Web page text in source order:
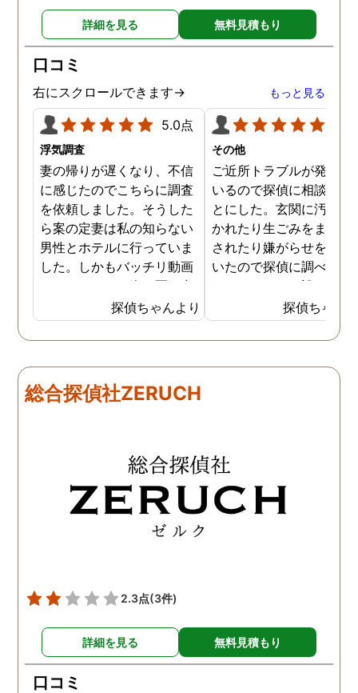
詳細を見る 無料見積もり
口コミ
右にスクロールできます→ もっと見る
5.0点
浮気調査
妻の帰りが遅くなり、不信
に感じたのでこちらに調査
を依頼しました。そうした
ら案の定妻は私の知らない
男性とホテルに行っていま
した。しかもバッチリ動画
でキスしている姿が写し出
されていました。本当にシ
ョックでしたが、これでス
ッキリしました。裁判では
士と一緒に戦っていこうと
思います。探偵に支払った
れからもサポートしていき
ますから。」と言う探偵か
らの言葉には本当に励まさ
れました。これからも弁護
士同様にサポートをお願い
探偵ちゃんより
その他
ご近所トラブルが発生し
いるので探偵に相談する
とにした。玄関に汚物を
かれたり生ごみをまき散
されたり嫌がらせを受け
いたので探偵に調べても
うことにした。誰がやっ
いるのか何が原因なのか
べてもらうと隣の奥さん
った。痴呆症が進み被害
だ。普段は普通なのに夜
探偵ちゃん
総合探偵社ZERUCH
2.3点(3件)
詳細を見る 無料見積もり
口コミ